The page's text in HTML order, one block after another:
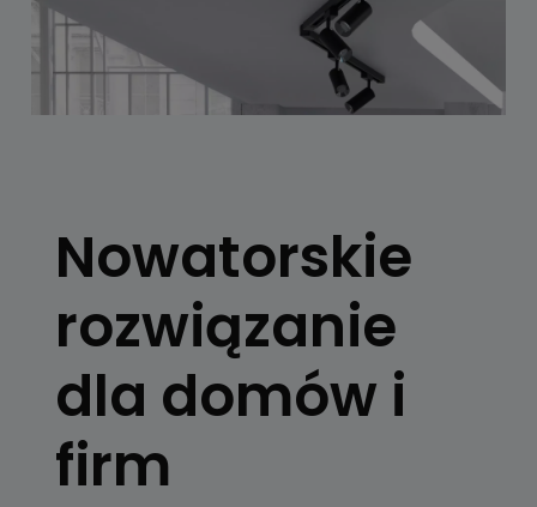
Skorzystaj z
Zobacz
Nowatorskie
rozwiązanie
dla domów i
firm